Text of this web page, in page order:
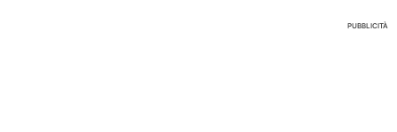
PUBBLICITÀ